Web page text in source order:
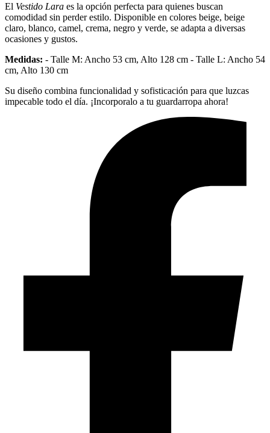
El Vestido Lara es la opción perfecta para quienes buscan
comodidad sin perder estilo. Disponible en colores beige, beige
claro, blanco, camel, crema, negro y verde, se adapta a diversas
ocasiones y gustos.
Medidas: - Talle M: Ancho 53 cm, Alto 128 cm - Talle L: Ancho 54
cm, Alto 130 cm
Su diseño combina funcionalidad y sofisticación para que luzcas
impecable todo el día. ¡Incorporalo a tu guardarropa ahora!